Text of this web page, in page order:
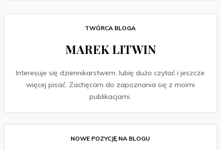
TWÓRCA BLOGA
MAREK LITWIN
Interesuje się dziennikarstwem, lubię dużo czytać i jeszcze
więcej pisać. Zachęcam do zapoznania się z moimi
publikacjami.
NOWE POZYCJĘ NA BLOGU